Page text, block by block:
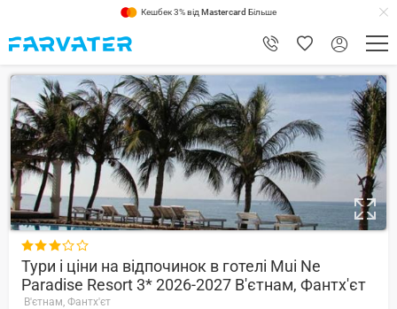
Кешбек 3% від Mastercard Більше
7.2

Тури і ціни на відпочинок в готелі Mui Ne
Paradise Resort 3* 2026-2027 В'єтнам, Фантх'єт
В'єтнам, Фантх'єт